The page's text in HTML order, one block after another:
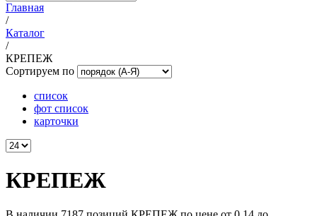
Главная
/
Каталог
/
КРЕПЕЖ
Сортируем по
список
фот список
карточки
КРЕПЕЖ